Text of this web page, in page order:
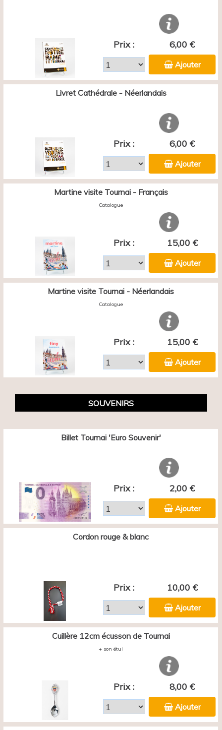
Prix : 6,00 €
Ajouter
Livret Cathédrale - Néerlandais
Prix : 6,00 €
Ajouter
Martine visite Tournai - Français
Catalogue
Prix : 15,00 €
Ajouter
Martine visite Tournai - Néerlandais
Catalogue
Prix : 15,00 €
Ajouter
SOUVENIRS
Billet Tournai 'Euro Souvenir'
Prix : 2,00 €
Ajouter
Cordon rouge & blanc
Prix : 10,00 €
Ajouter
Cuillère 12cm écusson de Tournai
+ son étui
Prix : 8,00 €
Ajouter